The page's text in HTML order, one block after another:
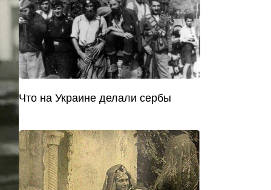
Что на Украине делали сербы